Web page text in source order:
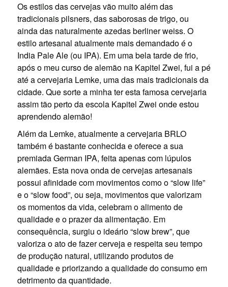
Os estilos das cervejas vão muito além das
tradicionais pilsners, das saborosas de trigo, ou
ainda das naturalmente azedas berliner weiss. O
estilo artesanal atualmente mais demandado é o
India Pale Ale (ou IPA). Em uma bela tarde de frio,
após o meu curso de alemão na Kapitel Zwei, fui a pé
até a cervejaria Lemke, uma das mais tradicionais da
cidade. Que sorte a minha ter esta famosa cervejaria
assim tão perto da escola Kapitel Zwei onde estou
aprendendo alemão!
Além da Lemke, atualmente a cervejaria BRLO
também é bastante conhecida e oferece a sua
premiada German IPA, feita apenas com lúpulos
alemães. Esta nova onda de cervejas artesanais
possui afinidade com movimentos como o “slow life”
e o “slow food”, ou seja, movimentos que valorizam
os momentos da vida, celebram o alimento de
qualidade e o prazer da alimentação. Em
consequência, surgiu o ideário “slow brew”, que
valoriza o ato de fazer cerveja e respeita seu tempo
de produção natural, utilizando produtos de
qualidade e priorizando a qualidade do consumo em
detrimento da quantidade.